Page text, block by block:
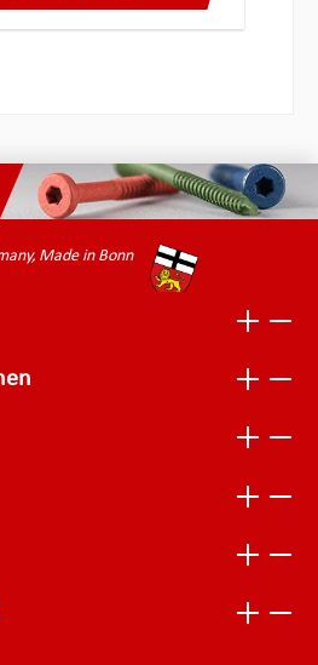
Made in Bonn